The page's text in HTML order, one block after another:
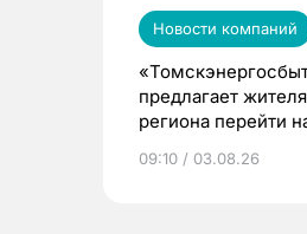
Новости компаний
предлагает
региона перейти
выиграть призы
09:10 / 03.08.26